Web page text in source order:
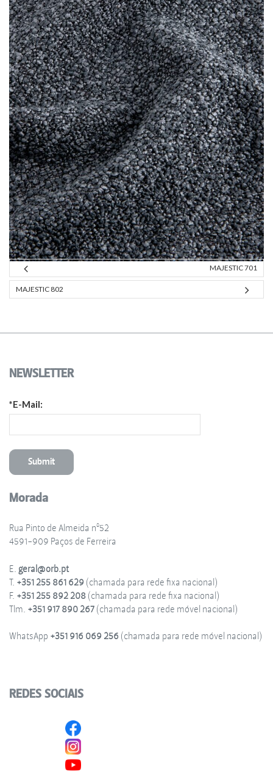
MAJESTIC 701
MAJESTIC 802
NEWSLETTER
*E-Mail:
Morada
Rua Pinto de Almeida nº52
4591-909 Paços de Ferreira
E. geral@orb.pt
T. +351 255 861 629 (chamada para rede fixa nacional)
F. +351 255 892 208(chamada para rede fixa nacional)
Tlm. +351 917 890 267(chamada para rede móvel nacional)
WhatsApp +351 916 069 256 (chamada para rede móvel nacional)
REDES SOCIAIS